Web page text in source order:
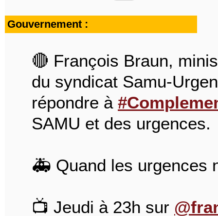
Gouvernement :
🔴 François Braun,
du syndicat Samu-
répondre à
SAMU et des urgences.
🚑 Quand les urgences
📺 Jeudi à 23h sur